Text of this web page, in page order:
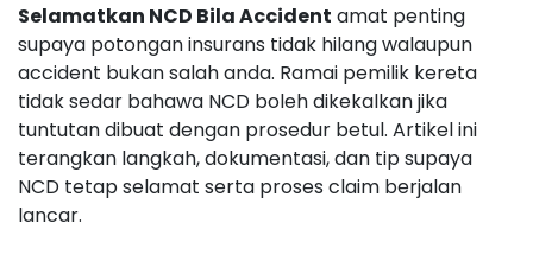
Selamatkan NCD Bila Accident amat penting
supaya potongan insurans tidak hilang walaupun
accident bukan salah anda. Ramai pemilik kereta
tidak sedar bahawa NCD boleh dikekalkan jika
tuntutan dibuat dengan prosedur betul. Artikel ini
terangkan langkah, dokumentasi, dan tip supaya
NCD tetap selamat serta proses claim berjalan
lancar.